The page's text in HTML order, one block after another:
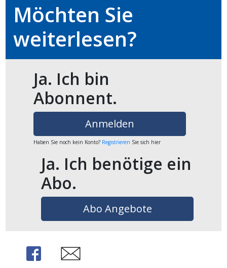
Möchten Sie
weiterlesen?
Ja. Ich bin
Abonnent.
Anmelden
Haben Sie noch kein Konto? Registrieren Sie sich hier
Ja. Ich benötige ein
Abo.
Abo Angebote
Share Share